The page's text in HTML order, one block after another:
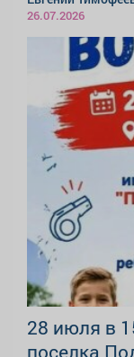
26.07.2026
28 июля в
поселка